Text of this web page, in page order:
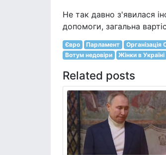
Не так давно з'явилася
допомоги, загальна
Євро Парламент Організація
Вотум недовіри
Жінки в Україні
Related posts